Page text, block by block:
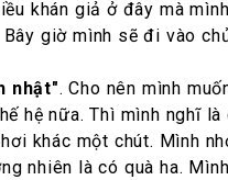
khán giả ở đây mà
giờ mình sẽ đi vào
nhật". Cho nên mình
hệ nữa. Thì mình nghĩ
khác một chút. Mình
nhiên là có quà ha.